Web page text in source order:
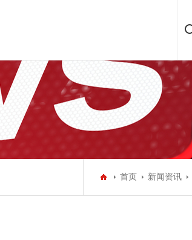
首页 新闻资讯